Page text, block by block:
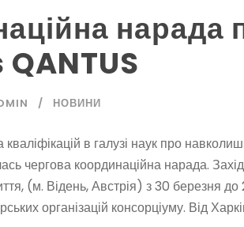
нарада
НОВИНИ
в галузі наук про
чергова координаційна нарада.
(м. Відень, Австрія) з 30 березня
організацій консорціуму. Від